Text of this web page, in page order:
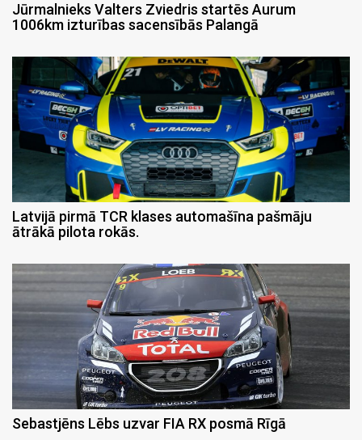
Jūrmalnieks Valters Zviedris startēs Aurum
1006km izturības sacensībās Palangā
Latvijā pirmā TCR klases automašīna pašmāju
ātrākā pilota rokās.
Sebastjēns Lēbs uzvar FIA RX posmā Rīgā